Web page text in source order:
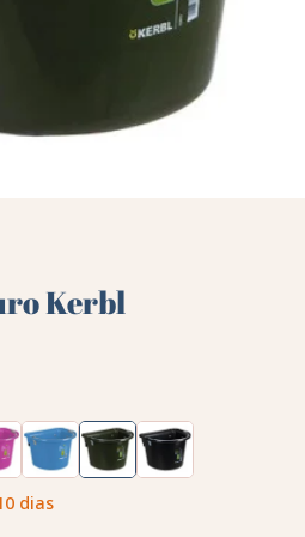
Kerbl
dias